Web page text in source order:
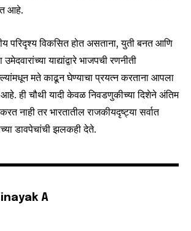
32,111
Followers
75
Followers
आहे.
परिदृश्य विकसित होत असताना, युती बनत आणि
याद्यांद्वारे भाजपची रणनीती
मते काढून घेण्याचा प्रयत्न करताना आपला
ही चौथी यादी केवळ निवडणुकीच्या दिशेने अंतिम
नाही तर भारतातील राजकीयदृष्ट्या सर्वात
डावपेचांची झलकही देते.
A